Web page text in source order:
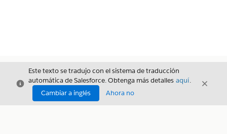
Cerrar
Este texto se tradujo con el sistema de traducción
automática de Salesforce. Obtenga más detalles aquí.
Cambiar a inglés
Ahora no
Cerrar